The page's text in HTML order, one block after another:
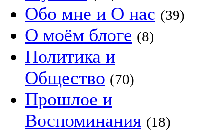
Обо мне и О нас (39)
О моём блоге (8)
Политика и
Общество (70)
Прошлое и
Воспоминания (18)